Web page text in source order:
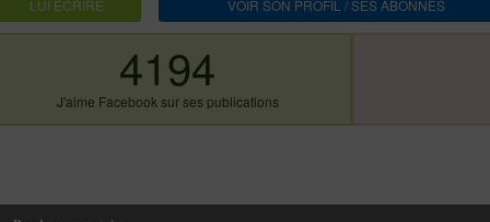
LUI ECRIRE VOIR SON PROFIL / SES ABONNES
4194
J'aime Facebook sur ses publications